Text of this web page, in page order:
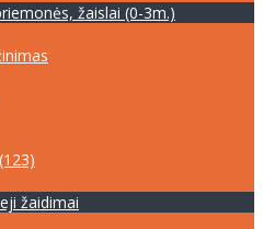
žaislai (0-3m.)
žaidimai